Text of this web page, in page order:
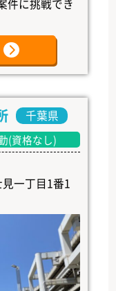
件に挑戦でき
千葉県
(資格なし)
一丁目1番1